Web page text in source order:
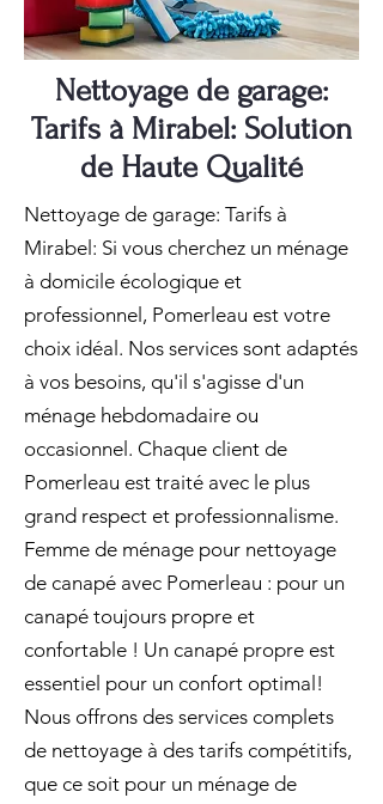
Nettoyage de garage:
Tarifs à Mirabel: Solution
de Haute Qualité
Nettoyage de garage: Tarifs à
Mirabel: Si vous cherchez un ménage
à domicile écologique et
professionnel, Pomerleau est votre
choix idéal. Nos services sont adaptés
à vos besoins, qu'il s'agisse d'un
ménage hebdomadaire ou
occasionnel. Chaque client de
Pomerleau est traité avec le plus
grand respect et professionnalisme.
Femme de ménage pour nettoyage
de canapé avec Pomerleau : pour un
canapé toujours propre et
confortable ! Un canapé propre est
essentiel pour un confort optimal!
Nous offrons des services complets
de nettoyage à des tarifs compétitifs,
que ce soit pour un ménage de